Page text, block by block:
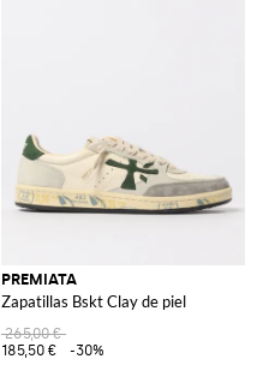
PREMIATA
Zapatillas Bskt Clay de piel
265,00 €
185,50 €
-30%